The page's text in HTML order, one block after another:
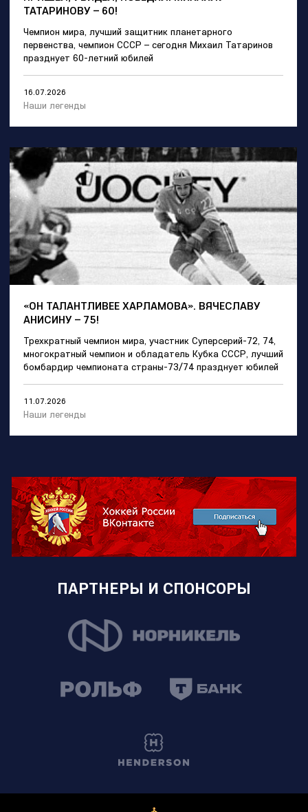
ТАТАРИНОВУ – 60!
Чемпион мира, лучший защитник планетарного
первенства, чемпион СССР – сегодня Михаил Татаринов
празднует 60-летний юбилей
16.07.2026
Наши легенды
«ОН ТАЛАНТЛИВЕЕ ХАРЛАМОВА». ВЯЧЕСЛАВУ
АНИСИНУ – 75!
Трехкратный чемпион мира, участник Суперсерий-72, 74,
многократный чемпион и обладатель Кубка СССР, лучший
бомбардир чемпионата страны-73/74 празднует юбилей
11.07.2026
Наши легенды
ПАРТНЕРЫ И СПОНСОРЫ